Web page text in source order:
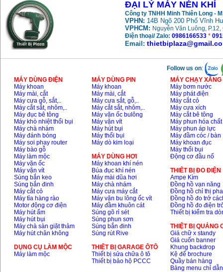
ĐẠI LÝ MÁY NÉN KHÍ
Công ty TNHH Minh Thiên Long -
VPHN: 14B Ngõ 200 Phố Vĩnh
VPHCM: Nguyễn Văn Luông,
Điện thoại/ Zalo: 0986166533 *
Email:
Follow us on:
MÁY DÙNG ĐIỆN
Máy khoan
Máy mài, cắt
Máy cưa gỗ, sắt,..
Máy cắt sắt, nhôm,..
Máy đục bê tông
Máy khò nhiệt thổi bụi
Máy chà nhám
Máy đánh bóng
Máy soi phay router
Máy bào gỗ
Máy làm mộc
Máy vặn ốc
Máy vặn vít
Súng bắn keo
Súng bắn đinh
Máy cắt cỏ
Máy tỉa hàng rào
Motor động cơ điện
Máy hút ẩm
Máy hút bụi
Máy chà sàn giặt thảm
Máy hút chân không
DỤNG CỤ LÀM MỘC
Máy làm mộc
MÁY DÙNG PIN
Máy khoan
Máy mài, cắt
Máy cưa sắt, gỗ,..
Máy cắt sắt, nhôm,..
Máy vặn ốc bulông
Máy vặn vít
Máy hút bụi
Máy thổi bụi
Máy dò kim loại
MÁY DÙNG HƠI
Máy khoan khí nén
Búa đục khí nén
Máy mài dũa hơi
Máy chà nhám
Máy cưa máy cắt
Máy vặn bu lông ốc vít
Máy đầm khuôn cát
Súng gõ rỉ sét
Súng phun sơn
Súng bắn đinh
Súng rút Rive
THIÊT BỊ GARAGE ÔTÔ
Thiết bị sửa chữa ô tô
Thiết bị bảo hộ PCCC
MÁY CHẠY
Máy bơm nước
Máy phát điện
Máy cắt cỏ
Máy cưa xích
Máy cắt bê tông
Máy phun hóa chất
Máy phun áp lực
Máy đầm cóc / bàn
Máy khoan đục
Máy thổi bụi
Động cơ đầu nổ
THIÊT BỊ ĐO ĐIỆN
Ampe Kìm
Đồng hồ vạn năng
Đồng hồ chỉ thị pha
Đồng hồ đo trở
Đồng hồ đo điện
Thiết bị kiểm tra
THIỆT BỊ QUẢNG
Giá chữ x standy
Giá cuốn banner
Khung backdrop
Kệ để brochure
Quầy bán hàng
Bảng menu chỉ dẫn